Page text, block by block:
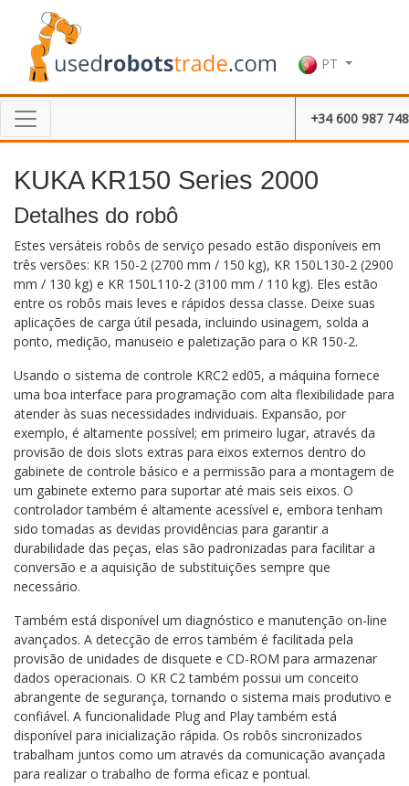
PT
+34 600 987 748
KUKA KR150 Series 2000
Detalhes do robô
Estes versáteis robôs de serviço pesado estão disponíveis em
três versões: KR 150-2 (2700 mm / 150 kg), KR 150L130-2 (2900
mm / 130 kg) e KR 150L110-2 (3100 mm / 110 kg). Eles estão
entre os robôs mais leves e rápidos dessa classe. Deixe suas
aplicações de carga útil pesada, incluindo usinagem, solda a
ponto, medição, manuseio e paletização para o KR ​​150-2.
Usando o sistema de controle KRC2 ed05, a máquina fornece
uma boa interface para programação com alta flexibilidade para
atender às suas necessidades individuais. Expansão, por
exemplo, é altamente possível; em primeiro lugar, através da
provisão de dois slots extras para eixos externos dentro do
gabinete de controle básico e a permissão para a montagem de
um gabinete externo para suportar até mais seis eixos. O
controlador também é altamente acessível e, embora tenham
sido tomadas as devidas providências para garantir a
durabilidade das peças, elas são padronizadas para facilitar a
conversão e a aquisição de substituições sempre que
necessário.
Também está disponível um diagnóstico e manutenção on-line
avançados. A detecção de erros também é facilitada pela
provisão de unidades de disquete e CD-ROM para armazenar
dados operacionais. O KR C2 também possui um conceito
abrangente de segurança, tornando o sistema mais produtivo e
confiável. A funcionalidade Plug and Play também está
disponível para inicialização rápida. Os robôs sincronizados
trabalham juntos como um através da comunicação avançada
para realizar o trabalho de forma eficaz e pontual.